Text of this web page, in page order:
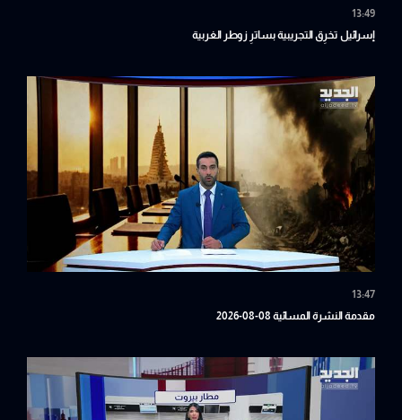
13:49
إسرائيل تخرِق التجريبية بساترِ زوطر الغربية
13:47
مقدمة النشرة المسائية 08-08-2026